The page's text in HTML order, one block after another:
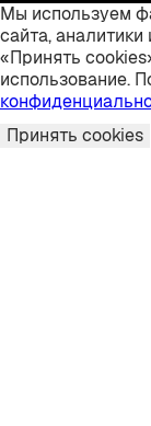
Мы используем
сайта,
«Принять
использование.
Принять cookies